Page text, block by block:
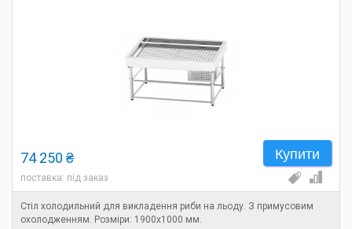
Купити
74 250 ₴
поставка: під заказ
Стіл холодильний для викладення риби на льоду. З примусовим
охолодженням. Розміри: 1900х1000 мм.